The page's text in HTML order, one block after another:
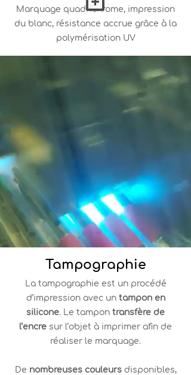
Marquage quadrichrome, impression
du blanc, résistance accrue grâce à la
polymérisation UV
Tampographie
La tampographie est un procédé
d’impression avec un tampon en
silicone. Le tampon transfère de
l’encre sur l’objet à imprimer afin de
réaliser le marquage.
De nombreuses couleursdisponibles,